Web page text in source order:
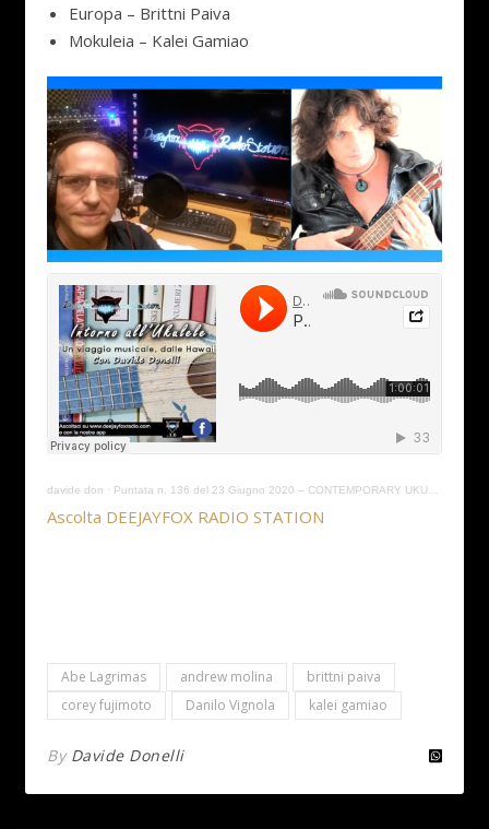
Europa – Brittni Paiva
Mokuleia – Kalei Gamiao
davide don · Puntata n. 136 del 23 Giugno 2020 – CONTEMPORARY UKULELE
Ascolta DEEJAYFOX RADIO STATION
Abe Lagrimas andrew molina
brittni paiva
corey fujimoto
Danilo Vignola kalei gamiao
By Davide Donelli